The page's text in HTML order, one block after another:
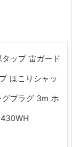
ップ 雷ガード
ほこりシャッ
グプラグ 3m ホ